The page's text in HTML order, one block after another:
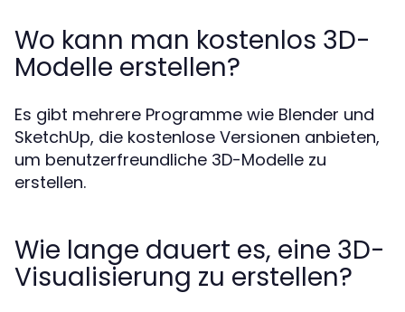
Wo kann man kostenlos 3D-
Modelle erstellen?
Es gibt mehrere Programme wie Blender und
SketchUp, die kostenlose Versionen anbieten,
um benutzerfreundliche 3D-Modelle zu
erstellen.
Wie lange dauert es, eine 3D-
Visualisierung zu erstellen?